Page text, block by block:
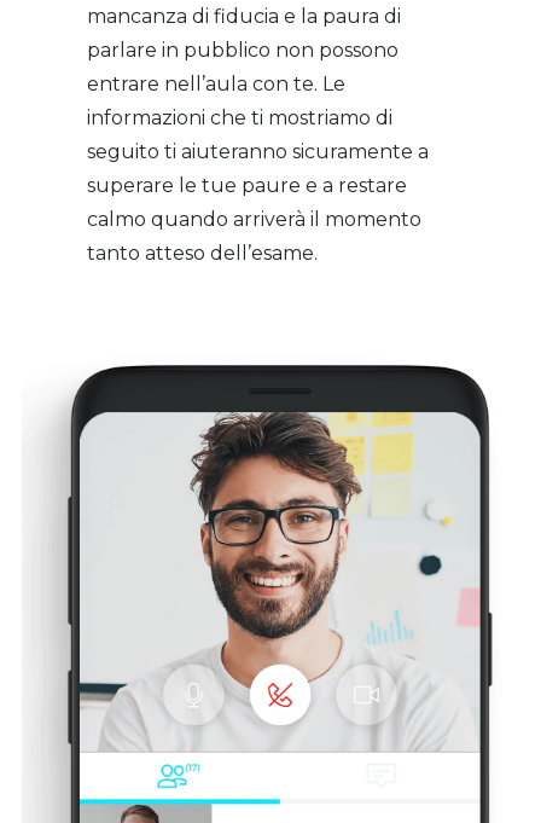
mancanza di fiducia e la paura di
parlare in pubblico non possono
entrare nell’aula con te. Le
informazioni che ti mostriamo di
seguito ti aiuteranno sicuramente a
superare le tue paure e a restare
calmo quando arriverà il momento
tanto atteso dell’esame.